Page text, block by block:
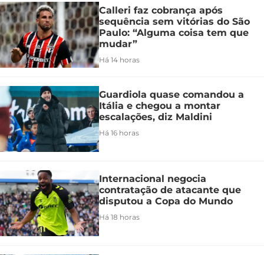
Calleri faz cobrança após
sequência sem vitórias do São
Paulo: “Alguma coisa tem que
mudar”
Há 14 horas
Guardiola quase comandou a
Itália e chegou a montar
escalações, diz Maldini
Há 16 horas
Internacional negocia
contratação de atacante que
disputou a Copa do Mundo
Há 18 horas